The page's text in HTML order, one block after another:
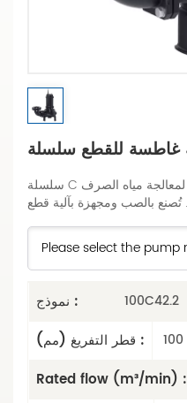
سلسلة C هي مضخة قطع غاطسة تُستخدم لمعالجة مياه الصرف
نموذج : 100C42.2
قطر التفريغ (مم) : 100
Rated flow (m³/min) :